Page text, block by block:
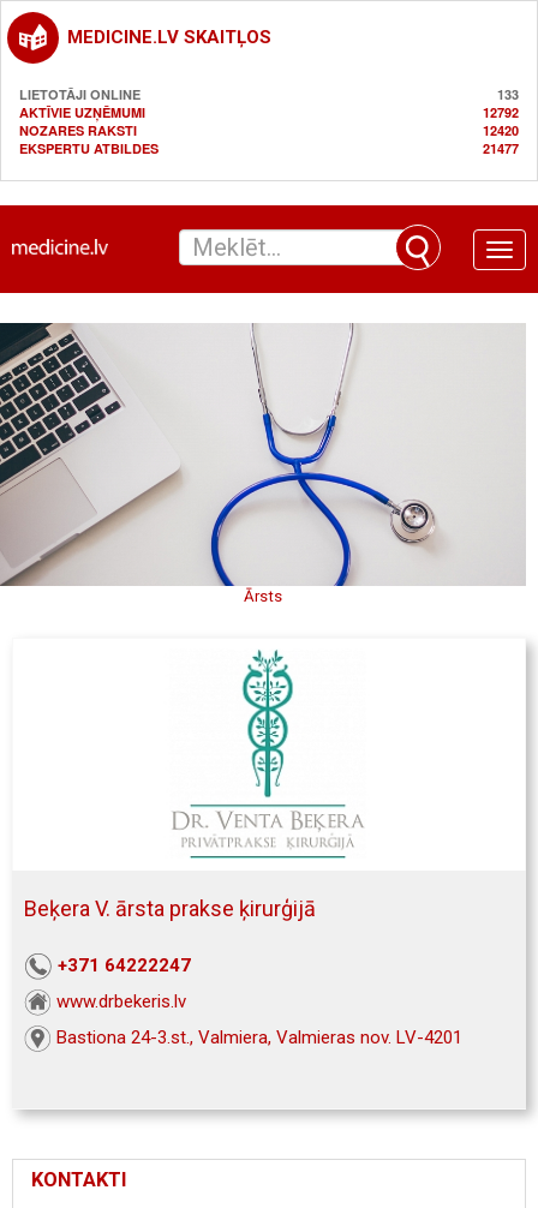
MEDICINE.LV SKAITĻOS
LIETOTĀJI ONLINE
133
AKTĪVIE UZŅĒMUMI
12792
NOZARES RAKSTI
12420
EKSPERTU ATBILDES
21477
Toggle
Ārsts
Beķera V. ārsta prakse ķirurģijā
+371 64222247
www.drbekeris.lv
Bastiona 24-3.st., Valmiera, Valmieras nov. LV-4201
KONTAKTI